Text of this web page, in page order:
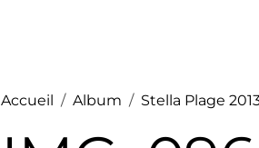
Accueil Album Stella Plage